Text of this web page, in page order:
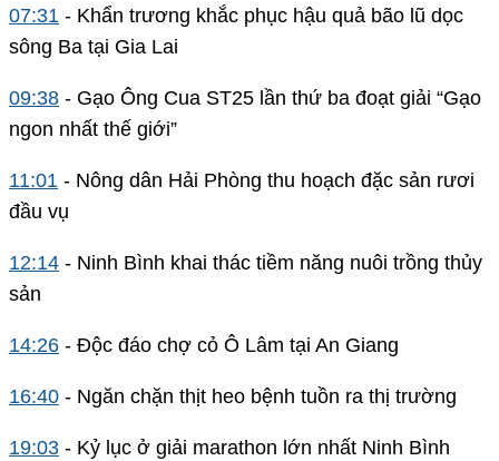
07:31 - Khẩn trương khắc phục hậu quả bão lũ dọc
sông Ba tại Gia Lai
09:38 - Gạo Ông Cua ST25 lần thứ ba đoạt giải “Gạo
ngon nhất thế giới”
11:01 - Nông dân Hải Phòng thu hoạch đặc sản rươi
đầu vụ
12:14 - Ninh Bình khai thác tiềm năng nuôi trồng thủy
sản
14:26 - Độc đáo chợ cỏ Ô Lâm tại An Giang
16:40 - Ngăn chặn thịt heo bệnh tuồn ra thị trường
19:03 - Kỷ lục ở giải marathon lớn nhất Ninh Bình